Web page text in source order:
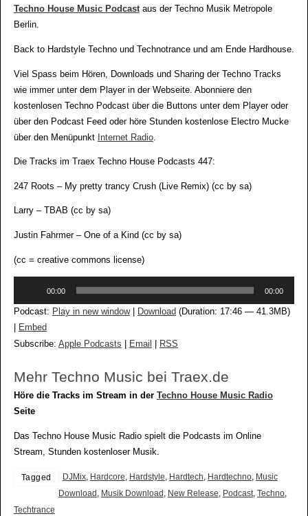
Techno House Music Podcastaus der Techno Musik Metropole
Berlin.
Back to Hardstyle Techno und Technotrance und am Ende Hardhouse.
Viel Spass beim Hören, Downloads und Sharing der Techno Tracks
wie immer unter dem Player in der Webseite. Abonniere den
kostenlosen Techno Podcast über die Buttons unter dem Player oder
über den Podcast Feed oder höre Stunden kostenlose Electro Mucke
über den Menüpunkt Internet Radio.
Die Tracks im Traex Techno House Podcasts 447:
247 Roots – My pretty trancy Crush (Live Remix) (cc by sa)
Larry – TBAB (cc by sa)
Justin Fahrmer – One of a Kind (cc by sa)
(cc = creative commons license)
00:00 00:00
Podcast: Play in new window| Download (Duration: 17:46 — 41.3MB)
Embed
Subscribe: Apple Podcasts Email RSS
Mehr Techno Music bei Traex.de
Höre die Tracks im Stream in der Techno House Music Radio
Seite
Das Techno House Music Radio spielt die Podcasts im Online
Stream, Stunden kostenloser Musik.
Tagged DJMix, Hardcore, Hardstyle, Hardtech, Hardtechno, Music
Download , Musik Download , New Release, Podcast, Techno,
Techtrance